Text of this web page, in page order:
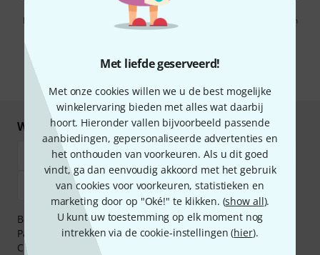
Met liefde geserveerd!
Met onze cookies willen we u de best mogelijke
winkelervaring bieden met alles wat daarbij
hoort. Hieronder vallen bijvoorbeeld passende
aanbiedingen, gepersonaliseerde advertenties en
het onthouden van voorkeuren. Als u dit goed
vindt, ga dan eenvoudig akkoord met het gebruik
van cookies voor voorkeuren, statistieken en
marketing door op "Oké!" te klikken. (show all).
U kunt uw toestemming op elk moment nog
intrekken via de cookie-instellingen (hier).
Door op "Registreer nu" te klikken, gaat u akkoord met het ontvangen
van e-mailreclame. U kunt zich op elk moment afmelden. Meer
Winkel en betaal veilig
Betaalt u veilig en vertrouwd met Bankoverschrijving,
PayPal, iDEAL,Klarna Betaal Nu,Klarna Betaal in 3
Creditcard.